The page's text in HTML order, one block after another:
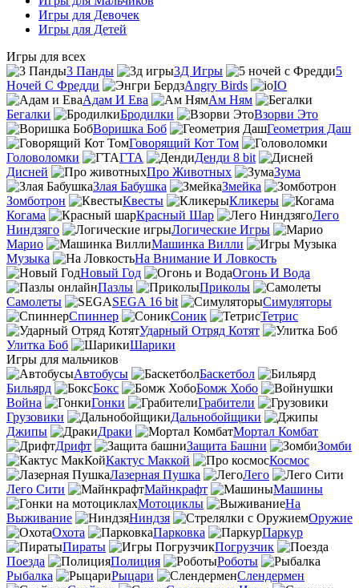
Игры для Девочек
Игры для Детей
Игры для всех
3 Панды
3Д Игры
5
Ночей С Фредди
Angry Birds
IO
Адам И Ева
Ам Ням
Бегалки
Бродилки
Взорви Это
Воришка Боб
Геометрия Даш
Говорящий Кот Том
Головоломки
ГТА
Денди 8 bit
Дисней
Про Животных
Зума
Злая Бабушка
Змейка
Зомботрон
Квесты
Кликеры
Когама
Красный Шар
Лего
Ниндзяго
Логические Игры
Марио
Машинка Вилли
Музыка
На Внимание И Ловкость
Новый Год
Огонь И Вода
Пазлы
Приколы
Самолеты
SEGA 16 bit
Симуляторы
Спиннер
Соник
Тетрис
Ударный Отряд Котят
Улитка Боб
Шарики
Игры для мальчиков
Автобусы
Баскетбол
Бильярд
Бокс
Бомж Хобо
Война
Гонки
Грабители
Грузовики
Дальнобойщики
Джипы
Драки
Мортал Комбат
Дрифт
Защита Башни
Зомби
Кактус Маккой
Космос
Лазерная Пушка
Лего
Лего Сити
Майнкрафт
Машины
Мотоциклы
На
Выживание
Ниндзя
Оружие
Охота
Парковка
Паркур
Пираты
Погрузчик
Поезда
Полиция
Роботы
Рыбалка
Рыцари
Слендермен